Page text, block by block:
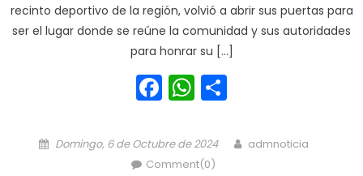
recinto deportivo de la región, volvió a abrir sus puertas para
ser el lugar donde se reúne la comunidad y sus autoridades
para honrar su […]
Facebook
WhatsApp
Posted on
Domingo, 6 de Octubre de 2024 Author
admnoticia
Comment(0)